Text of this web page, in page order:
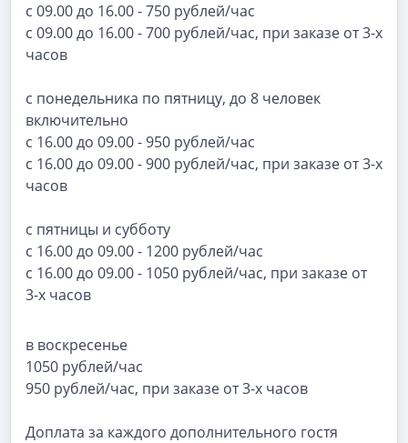
с 09.00 до 16.00 - 750 рублей/час
с 09.00 до 16.00 - 700 рублей/час, при заказе от 3-х
часов
с понедельника по пятницу, до 8 человек
включительно
с 16.00 до 09.00 - 950 рублей/час
с 16.00 до 09.00 - 900 рублей/час, при заказе от 3-х
часов
с пятницы и субботу
с 16.00 до 09.00 - 1200 рублей/час
с 16.00 до 09.00 - 1050 рублей/час, при заказе от
3-х часов
в воскресенье
1050 рублей/час
950 рублей/час, при заказе от 3-х часов
Доплата за каждого дополнительного гостя